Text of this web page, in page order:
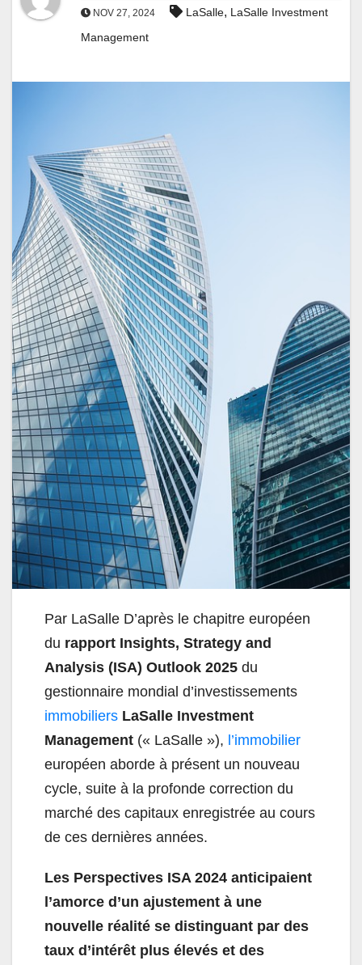
NOV 27, 2024 LaSalle, LaSalle Investment
Management
Par LaSalle D’après le chapitre européen
du rapport Insights, Strategy and
Analysis (ISA) Outlook 2025 du
gestionnaire mondial d’investissements
immobiliers LaSalle Investment
Management (« LaSalle »), l’immobilier
européen aborde à présent un nouveau
cycle, suite à la profonde correction du
marché des capitaux enregistrée au cours
de ces dernières années.
Les Perspectives ISA 2024 anticipaient
l’amorce d’un ajustement à une
nouvelle réalité se distinguant par des
taux d’intérêt plus élevés et des